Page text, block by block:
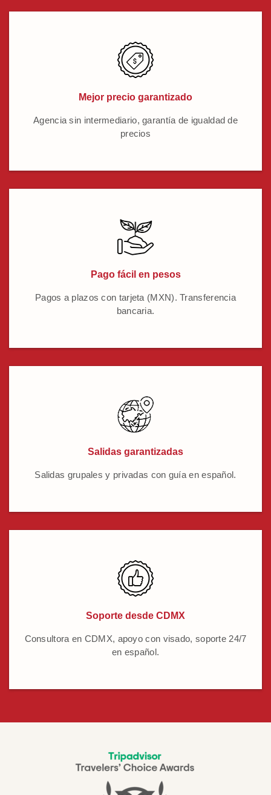
Mejor precio garantizado
Agencia sin intermediario, garantía de igualdad de
precios
Pago fácil en pesos
Pagos a plazos con tarjeta (MXN). Transferencia
bancaria.
Salidas garantizadas
Salidas grupales y privadas con guía en español.
Soporte desde CDMX
Consultora en CDMX, apoyo con visado, soporte 24/7
en español.